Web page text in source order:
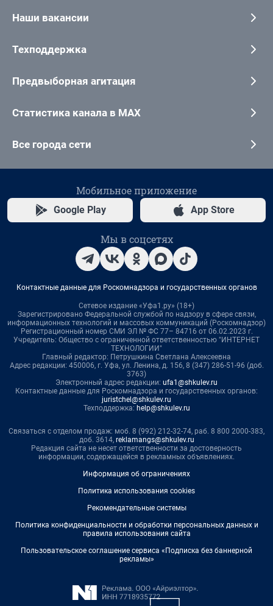
Наши вакансии
Техподдержка
Предвыборная агитация
Статистика канала в MAX
Все города сети
Мобильное приложение
Google Play App Store
Мы в соцсетях
Контактные данные для Роскомнадзора и государственных органов
Сетевое издание «Уфа1.ру» (18+)
Зарегистрировано Федеральной службой по надзору в сфере связи,
информационных технологий и массовых коммуникаций (Роскомнадзор)
Регистрационный номер СМИ ЭЛ № ФС 77– 84716 от 06.02.2023 г.
Учредитель: Общество с ограниченной ответственностью "ИНТЕРНЕТ
ТЕХНОЛОГИИ"
Главный редактор: Петрушкина Светлана Алексеевна
Адрес редакции: 450006, г. Уфа, ул. Ленина, д. 156, 8 (347) 286-51-96 (доб.
3763)
Электронный адрес редакции: ufa1@shkulev.ru
Контактные данные для Роскомнадзора и государственных органов:
juristchel@shkulev.ru
Техподдержка: help@shkulev.ru
Связаться с отделом продаж: моб. 8 (992) 212-32-74, раб. 8 800 2000-383,
доб. 3614, reklamangs@shkulev.ru
Редакция сайта не несет ответственности за достоверность
информации, содержащейся в рекламных объявлениях.
Информация об ограничениях
Политика использования cookies
Рекомендательные системы
Политика конфиденциальности и обработки персональных данных и
правила использования сайта
Пользовательское соглашение сервиса «Подписка без баннерной
рекламы»